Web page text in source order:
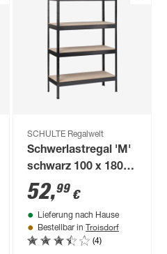
SCHULTE Regalwelt
Schwerlastregal 'M'
schwarz 100 x 180 x
40 cm, 4 Böden à
150 kg
52,99 €
Lieferung nach Hause
Bestellbar in Troisdorf
(4)